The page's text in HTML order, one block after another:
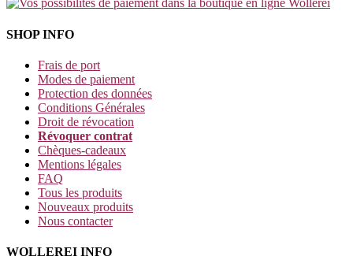
SHOP INFO
Frais de port
Modes de paiement
Protection des données
Conditions Générales
Droit de révocation
Révoquer contrat
Chèques-cadeaux
Mentions légales
FAQ
Tous les produits
Nouveaux produits
Nous contacter
WOLLEREI INFO